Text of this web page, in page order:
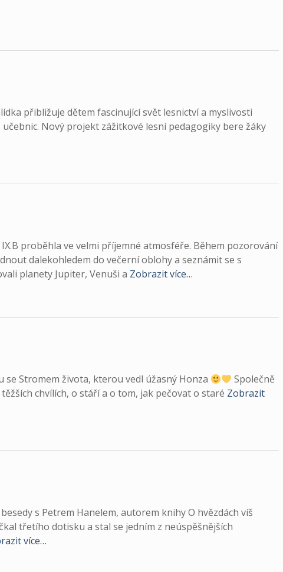
přibližuje dětem fascinující svět lesnictví a myslivosti
Nový projekt zážitkové lesní pedagogiky bere žáky
proběhla ve velmi příjemné atmosféře. Během pozorování
dalekohledem do večerní oblohy a seznámit se s
planety Jupiter, Venuši a Zobrazit více…
Stromem života, kterou vedl úžasný Honza
Společně
chvílích, o stáří a o tom, jak pečovat o staré Zobrazit
s Petrem Hanelem, autorem knihy O hvězdách víš
třetího dotisku a stal se jedním z neúspěšnějších
více…